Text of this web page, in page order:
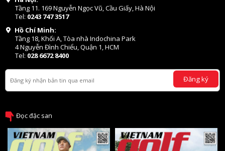
Tầng 11. 169 Nguyễn Ngọc Vũ, Cầu Giấy, Hà Nội
Tel: 0243 747 3517
Hồ Chí Minh:
Tầng 18, Khối A, Tòa nhà Indochina Park
4 Nguyễn Đình Chiểu, Quận 1, HCM
Tel: 028 6672 8400
Đăng ký
Đọc đặc san